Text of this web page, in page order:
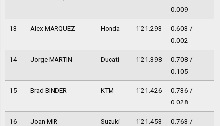
0.009
13 Alex MARQUEZ Honda 1'21.293
0.603 /
0.002
14 Jorge MARTIN Ducati 1'21.398
0.708 /
0.105
15 Brad BINDER KTM 1'21.426
0.736 /
0.028
16 Joan MIR Suzuki 1'21.453 0.763 /